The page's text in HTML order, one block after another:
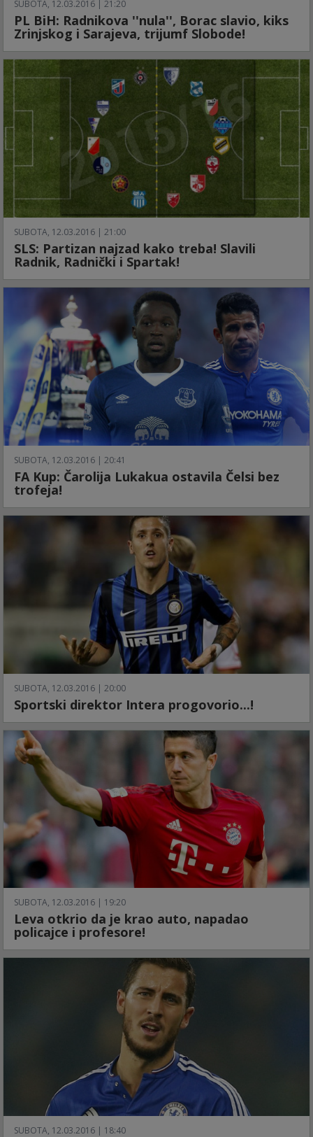
SUBOTA, 12.03.2016 | 21:20
PL BiH: Radnikova ''nula'', Borac slavio, kiks
Zrinjskog i Sarajeva, trijumf Slobode!
SUBOTA, 12.03.2016 | 21:00
SLS: Partizan najzad kako treba! Slavili
Radnik, Radnički i Spartak!
SUBOTA, 12.03.2016 | 20:41
FA Kup: Čarolija Lukakua ostavila Čelsi bez
trofeja!
SUBOTA, 12.03.2016 | 20:00
Sportski direktor Intera progovorio...!
SUBOTA, 12.03.2016 | 19:20
Leva otkrio da je krao auto, napadao
policajce i profesore!
SUBOTA, 12.03.2016 | 18:40